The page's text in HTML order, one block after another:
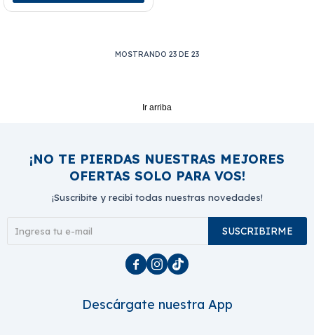
MOSTRANDO 23 DE 23
Ir arriba
¡NO TE PIERDAS NUESTRAS MEJORES
OFERTAS SOLO PARA VOS!
¡Suscribite y recibí todas nuestras novedades!
SUSCRIBIRME
  
Descárgate nuestra App